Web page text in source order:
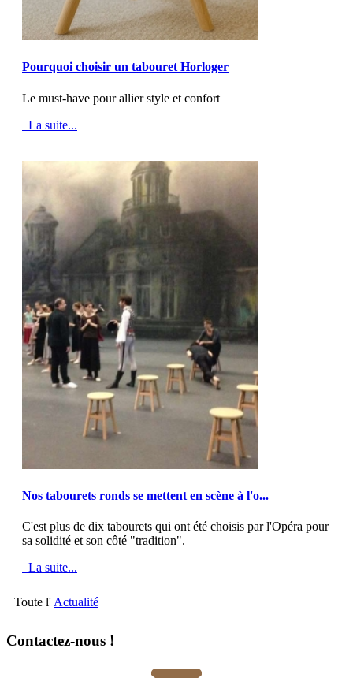
Pourquoi choisir un tabouret Horloger
Le must-have pour allier style et confort
La suite...
Nos tabourets ronds se mettent en scène à l'o...
C'est plus de dix tabourets qui ont été choisis par l'Opéra pour
sa solidité et son côté "tradition".
La suite...
Toute l' Actualité
Contactez-nous !